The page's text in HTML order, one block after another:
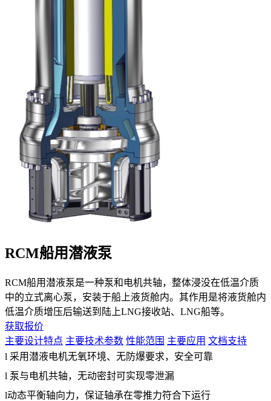
RCM船用潜液泵
RCM船用潜液泵是一种泵和电机共轴，整体浸没在低温介质
中的立式离心泵，安装于船上液货舱内。其作用是将液货舱内
低温介质增压后输送到陆上LNG接收站、 LNG船等。
获取报价
主要设计特点 主要技术参数 性能范围 主要应用 文档支持
l 采用潜液电机无氧环境、无防爆要求，安全可靠
l 泵与电机共轴，无动密封可实现零泄漏
l动态平衡轴向力，保证轴承在零推力符合下运行